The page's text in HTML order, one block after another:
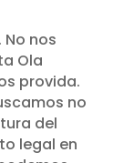
. No nos
Ola
provida.
no
del
legal en